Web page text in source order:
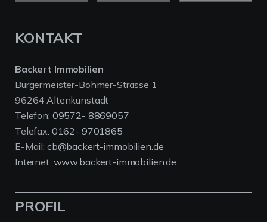
KONTAKT
Backert Immobilien
Bürgermeister-Böhmer-Strasse 1
96264 Altenkunstadt
Telefon: 09572- 8869057
Telefax: 0162- 9701865
E-Mail: cb@backert-immobilien.de
Internet: www.backert-immobilien.de
PROFIL